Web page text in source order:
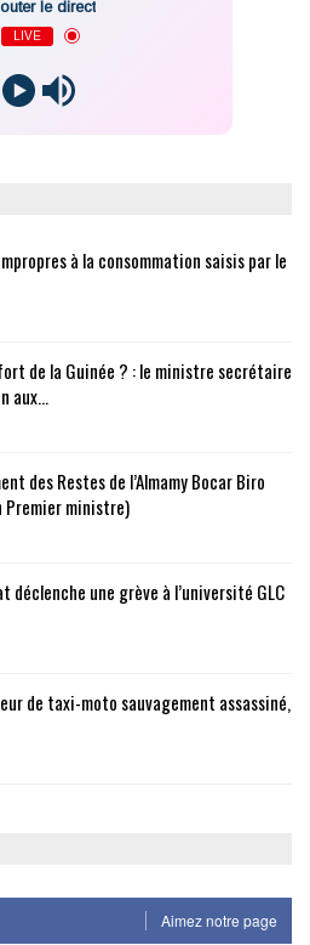
le direct
LIVE
à la consommation saisis par le
de la Guinée ? : le ministre secrétaire
aux…
des Restes de l’Almamy Bocar Biro
Premier ministre)
une grève à l’université GLC
de taxi-moto sauvagement assassiné,
Aimez notre page